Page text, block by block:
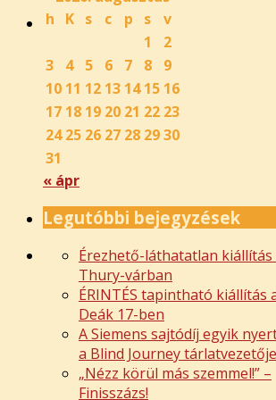
h
K s c p s
v
1
2
3
4 5 6 7 8
9
10 11 12 13 14 15 16
17 18 19 20 21 22 23
24 25 26 27 28 2930
31
« ápr
Legutóbbi bejegyzések
Érezhető-láthatatlan kiállítás
Thury-várban
ÉRINTÉS tapintható kiállítás
Deák 17-ben
A Siemens sajtódíj egyik
a Blind Journey tárlatvezetője
„Nézz körül más szemmel!” –
Finisszázs!